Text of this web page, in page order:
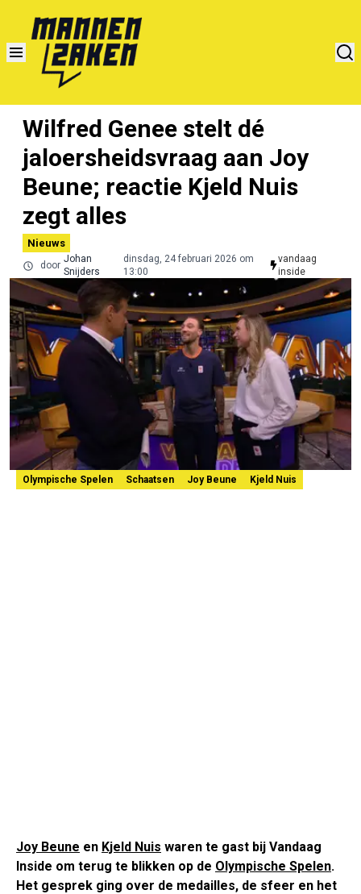
Wilfred Genee stelt dé
jaloersheidsvraag aan Joy
Beune; reactie Kjeld Nuis
zegt alles
Nieuws
door
Johan
Snijders
dinsdag, 24 februari 2026 om
13:00
vandaag
inside
Olympische Spelen Schaatsen Joy Beune Kjeld Nuis
Joy Beune en Kjeld Nuis waren te gast bij Vandaag
Inside om terug te blikken op de Olympische Spelen.
Het gesprek ging over de medailles, de sfeer en het